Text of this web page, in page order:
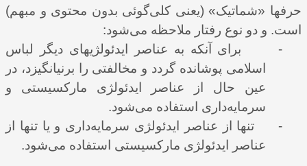
حرفها «شماتیک» (یعنی کلی‌گوئی بدون محتوی و مبهم)
است. و دو نوع رفتار ملاحظه می‌شود:
-
برای آنکه به عناصر ایدئولژیهای دیگر لباس
اسلامی پوشانده گردد و مخالفتی را برنیانگیزد، در
عین حال از عناصر ایدئولژی مارکسیستی و
سرمایه‌داری استفاده می‌شود.
-
تنها از عناصر ایدئولژی سرمایه‌داری و یا تنها از
عناصر ایدئولژی مارکسیستی استفاده می‌شود.